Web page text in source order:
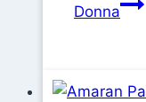
Donna